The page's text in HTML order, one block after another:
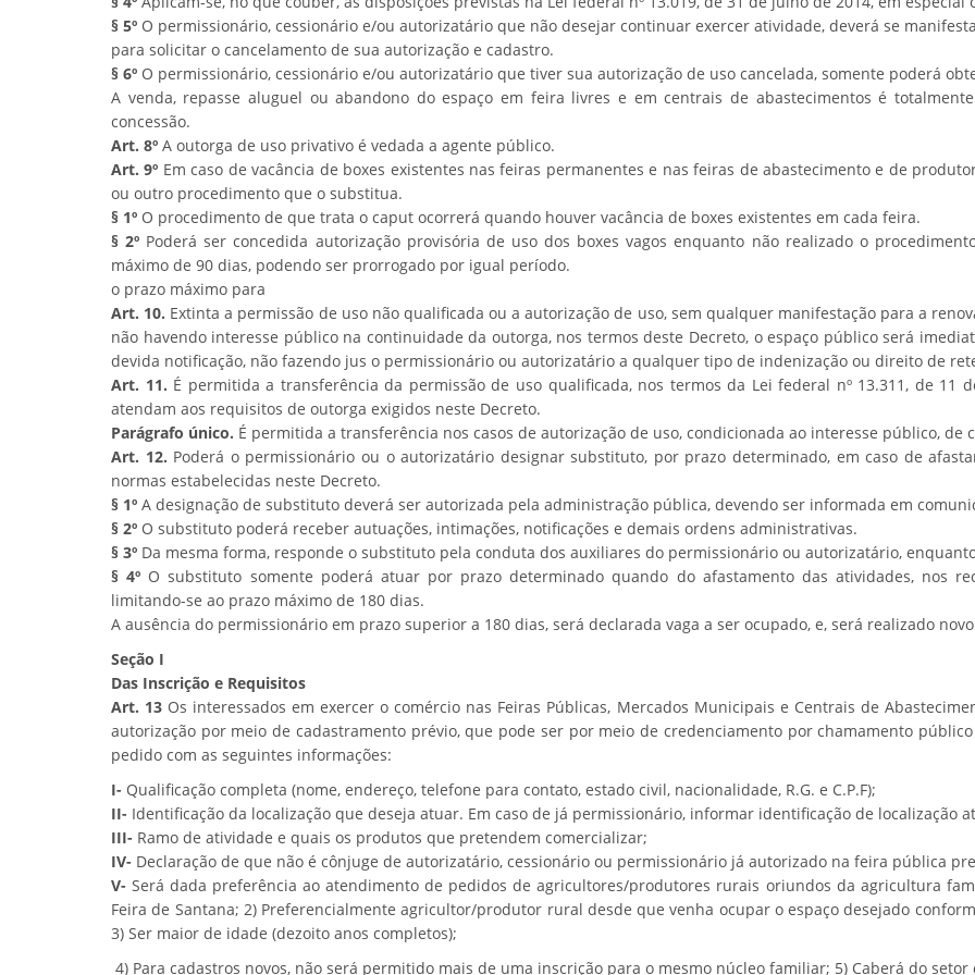
§ 5º O permissionário, cessionário e/ou autorizatário que não desejar continuar exercer atividade, deverá se
para solicitar o cancelamento de sua autorização e cadastro.
§ 6º O permissionário, cessionário e/ou autorizatário que tiver sua autorização de uso cancelada, somente poderá
A venda, repasse aluguel ou abandono do espaço em feira livres e em centrais de abastecimentos é
concessão.
Art. 8º A outorga de uso privativo é vedada a agente público.
Art. 9º Em caso de vacância de boxes existentes nas feiras permanentes e nas feiras de abastecimento e de
ou outro procedimento que o substitua.
§ 1º O procedimento de que trata o caput ocorrerá quando houver vacância de boxes existentes em cada feira.
§ 2º Poderá ser concedida autorização provisória de uso dos boxes vagos enquanto não realizado o
máximo de 90 dias, podendo ser prorrogado por igual período.
o prazo máximo para
Art. 10. Extinta a permissão de uso não qualificada ou a autorização de uso, sem qualquer manifestação para a
não havendo interesse público na continuidade da outorga, nos termos deste Decreto, o espaço público será
devida notificação, não fazendo jus o permissionário ou autorizatário a qualquer tipo de indenização ou direito de
Art. 11. É permitida a transferência da permissão de uso qualificada, nos termos da Lei federal nº 13.311, de 11
atendam aos requisitos de outorga exigidos neste Decreto.
Parágrafo único. É permitida a transferência nos casos de autorização de uso, condicionada ao interesse público,
Art. 12. Poderá o permissionário ou o autorizatário designar substituto, por prazo determinado, em caso de
normas estabelecidas neste Decreto.
§ 1º A designação de substituto deverá ser autorizada pela administração pública, devendo ser informada em
§ 2º O substituto poderá receber autuações, intimações, notificações e demais ordens administrativas.
§ 3º Da mesma forma, responde o substituto pela conduta dos auxiliares do permissionário ou autorizatário,
§ 4º O substituto somente poderá atuar por prazo determinado quando do afastamento das atividades, nos
limitando-se ao prazo máximo de 180 dias.
A ausência do permissionário em prazo superior a 180 dias, será declarada vaga a ser ocupado, e, será realizado
Seção I
Das Inscrição e Requisitos
Art. 13 Os interessados em exercer o comércio nas Feiras Públicas, Mercados Municipais e Centrais de
autorização por meio de cadastramento prévio, que pode ser por meio de credenciamento por chamamento
pedido com as seguintes informações:
I- Qualificação completa (nome, endereço, telefone para contato, estado civil, nacionalidade, R.G. e C.P.F);
II- Identificação da localização que deseja atuar. Em caso de já permissionário, informar identificação de localização
III- Ramo de atividade e quais os produtos que pretendem comercializar;
IV- Declaração de que não é cônjuge de autorizatário, cessionário ou permissionário já autorizado na feira pública
V- Será dada preferência ao atendimento de pedidos de agricultores/produtores rurais oriundos da agricultura
Feira de Santana; 2) Preferencialmente agricultor/produtor rural desde que venha ocupar o espaço desejado
3) Ser maior de idade (dezoito anos completos);
4) Para cadastros novos, não será permitido mais de uma inscrição para o mesmo núcleo familiar; 5) Caberá do